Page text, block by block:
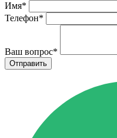
Имя*
Телефон*
Ваш вопрос*